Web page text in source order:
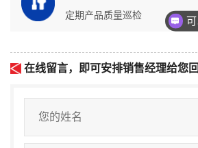
定期产品质量巡检
在线留言，即可安排销售经理给您回